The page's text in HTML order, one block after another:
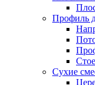
Профиль
Сухие